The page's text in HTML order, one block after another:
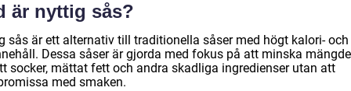
är nyttig sås?
sås är ett alternativ till traditionella såser med högt kalori- och
Dessa såser är gjorda med fokus på att minska
socker, mättat fett och andra skadliga ingredienser utan att
med smaken.